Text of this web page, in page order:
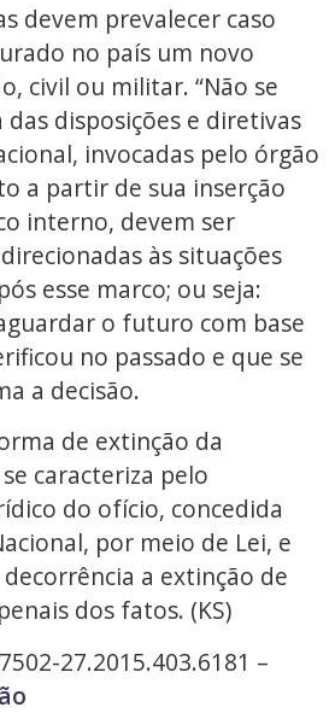
devem prevalecer caso
no país um novo
civil ou militar. “Não se
das disposições e diretivas
invocadas pelo órgão
a partir de sua inserção
interno, devem ser
às situações
esse marco; ou seja:
o futuro com base
no passado e que se
a decisão.
de extinção da
caracteriza pelo
do ofício, concedida
por meio de Lei, e
a extinção de
dos fatos. (KS)
27.2015.403.6181 –